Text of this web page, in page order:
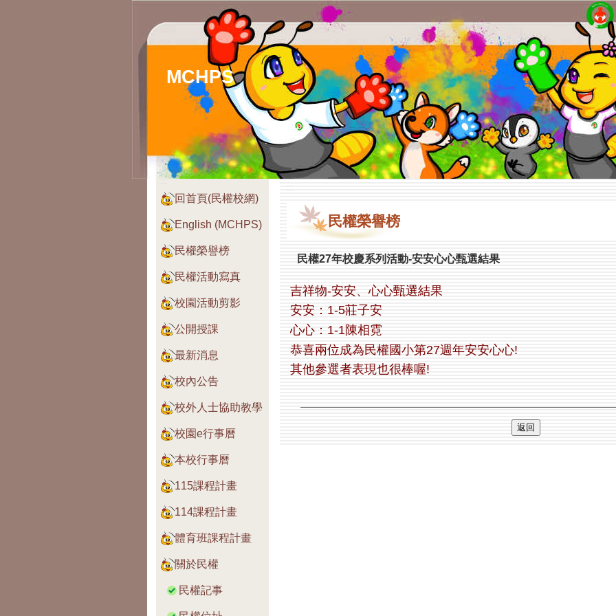
MCHPS
:::
回首頁(民權校網)
English (MCHPS)
民權榮譽榜
民權活動寫真
校園活動剪影
公開授課
最新消息
校內公告
校外人士協助教學
校園e行事曆
本校行事曆
115課程計畫
114課程計畫
體育班課程計畫
關於民權
民權記事
:::
民權榮譽榜
民權27年校慶系列活動-安安心心甄選結果
吉祥物-安安、心心甄選結果
安安：1-5莊子安
心心：1-1陳相霓
恭喜兩位成為民權國小第27週年安安心心!
其他參選者表現也很棒喔!
返回